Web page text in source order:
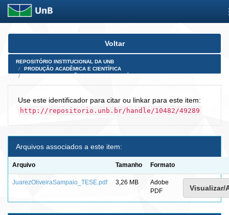
Skip
Voltar
REPOSITÓRIO INSTITUCIONAL DA UNB
PRODUÇÃO ACADÊMICA E CIENTÍFICA
Use este identificador para citar ou linkar para este item:
http://repositorio.unb.br/handle/10482/49289
Arquivos associados a este item:
Arquivo Tamanho Formato
JuarezOliveiraSampaio_TESE.pdf 3,26 MB
Adobe
PDF
Visualizar/